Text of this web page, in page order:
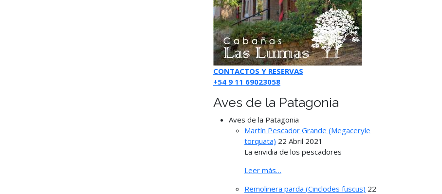
CONTACTOS Y RESERVAS
+54 9 11 69023058
Aves de la Patagonia
Aves de la Patagonia
Martín Pescador Grande (Megaceryle
torquata) 22 Abril 2021
La envidia de los pescadores
Leer más…
Remolinera parda (Cinclodes fuscus) 22